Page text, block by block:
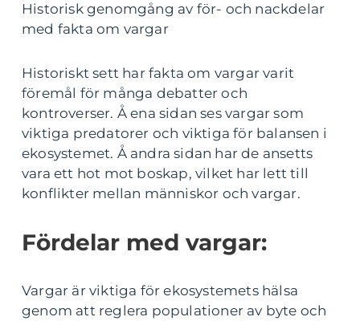
Historisk genomgång av för- och nackdelar
med fakta om vargar
Historiskt sett har fakta om vargar varit
föremål för många debatter och
kontroverser. Å ena sidan ses vargar som
viktiga predatorer och viktiga för balansen i
ekosystemet. Å andra sidan har de ansetts
vara ett hot mot boskap, vilket har lett till
konflikter mellan människor och vargar.
Fördelar med vargar:
Vargar är viktiga för ekosystemets hälsa
genom att reglera populationer av byte och